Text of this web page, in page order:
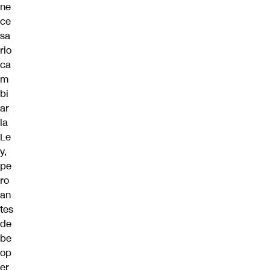
ne
ce
sa
rio
ca
m
bi
ar
la
Le
y,
pe
ro
an
tes
de
be
op
er